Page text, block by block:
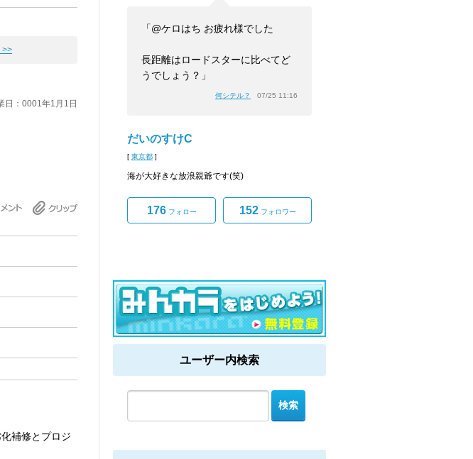
>>
日：0001年1月1日
補修とプロジ
「@ケロはち お疲れ様でした
長距離はロードスターに比べてど
うでしょう？」
何シテル？ 07/25 11:16
だいのすけC
[ 東京都 ]
海が大好きな放浪親爺です(笑)
176フォロー 152フォロワー
ユーザー内検索